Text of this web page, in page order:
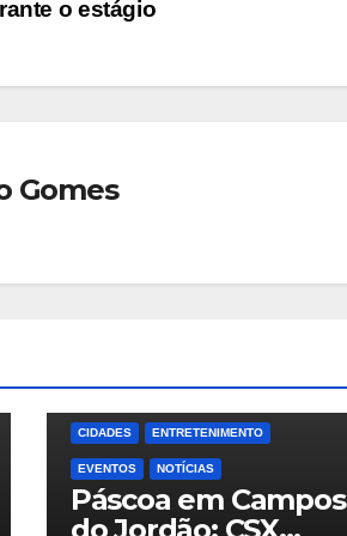
o estágio
Gomes
CIDADES ENTRETENIMENTO
EVENTOS NOTÍCIAS
Páscoa em Campos